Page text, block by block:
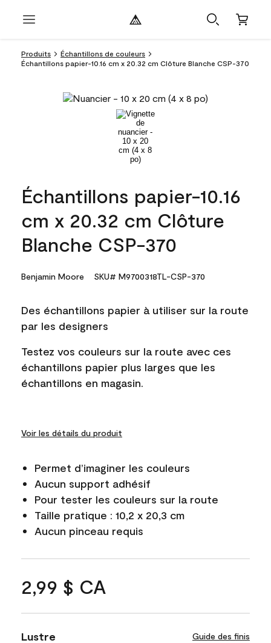
Produits
Échantillons de couleurs
Échantillons papier-10.16 cm x 20.32 cm Clôture Blanche CSP-370
Échantillons papier-10.16
cm x 20.32 cm Clôture
Blanche CSP-370
Benjamin Moore SKU# M9700318TL-CSP-370
Des échantillons papier à utiliser sur la route
par les designers
Testez vos couleurs sur la route avec ces
échantillons papier plus larges que les
échantillons en magasin.
Voir les détails du produit
Permet d’imaginer les couleurs
Aucun support adhésif
Pour tester les couleurs sur la route
Taille pratique : 10,2 x 20,3 cm
Aucun pinceau requis
2,99 $ CA
Lustre Guide des finis